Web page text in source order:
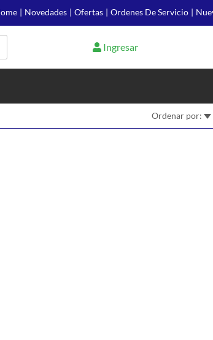
| Novedades | Ofertas | Ordenes De Servicio |
Ingresar
Ordenar por: